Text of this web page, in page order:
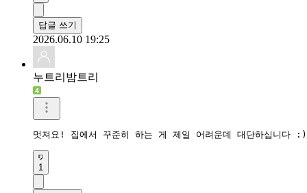
답글 쓰기
2026.06.10 19:25
누트리밤트리
멋져요! 집에서 꾸준히 하는 게 제일 어려운데 대단하십니다 :)
1